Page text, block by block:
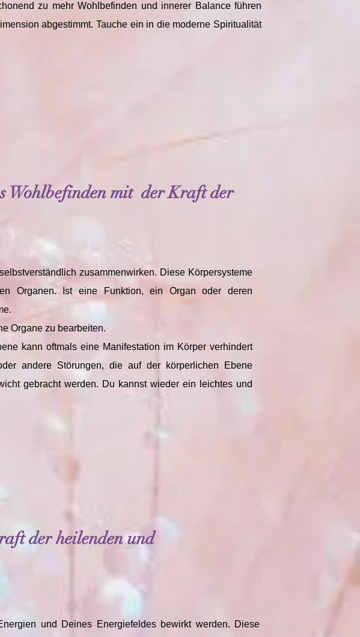
zu mehr Wohlbefinden und innerer Balance führen
abgestimmt. Tauche ein in die moderne Spiritualität
Wohlbefinden mit der Kraft der
zusammenwirken. Diese Körpersysteme
Organen. Ist eine Funktion, ein Organ oder deren
Organe zu bearbeiten.
kann oftmals eine Manifestation im Körper verhindert
andere Störungen, die auf der körperlichen Ebene
gebracht werden. Du kannst wieder ein leichtes und
und Deines Energiefeldes bewirkt werden. Diese
der heilenden und